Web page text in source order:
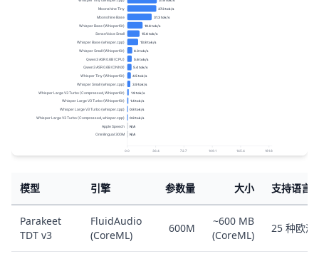
模型 引擎 参数量 大小 支持语言
Parakeet
TDT v3
FluidAudio
(CoreML)
600M
~600 MB
(CoreML)
25 种欧洲